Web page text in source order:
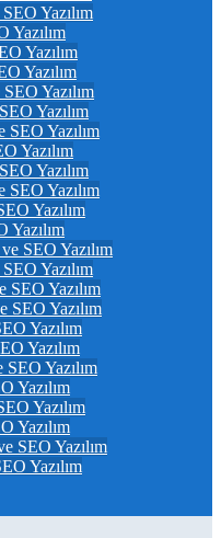
Yazılım
Yazılım
Yazılım
Yazılım
Yazılım
Yazılım
SEO Yazılım
Yazılım
Yazılım
SEO Yazılım
Yazılım
Yazılım
SEO Yazılım
Yazılım
SEO Yazılım
SEO Yazılım
Yazılım
Yazılım
Yazılım
Yazılım
Yazılım
Yazılım
SEO Yazılım
Yazılım